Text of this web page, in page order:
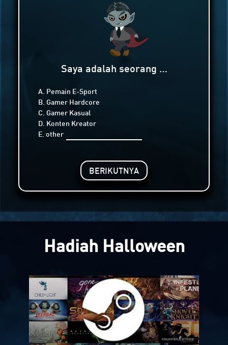
Saya adalah seorang …
A. Pemain E-Sport
B. Gamer Hardcore
C. Gamer Kasual
D. Konten Kreator
E. other
BERIKUTNYA
Hadiah Halloween